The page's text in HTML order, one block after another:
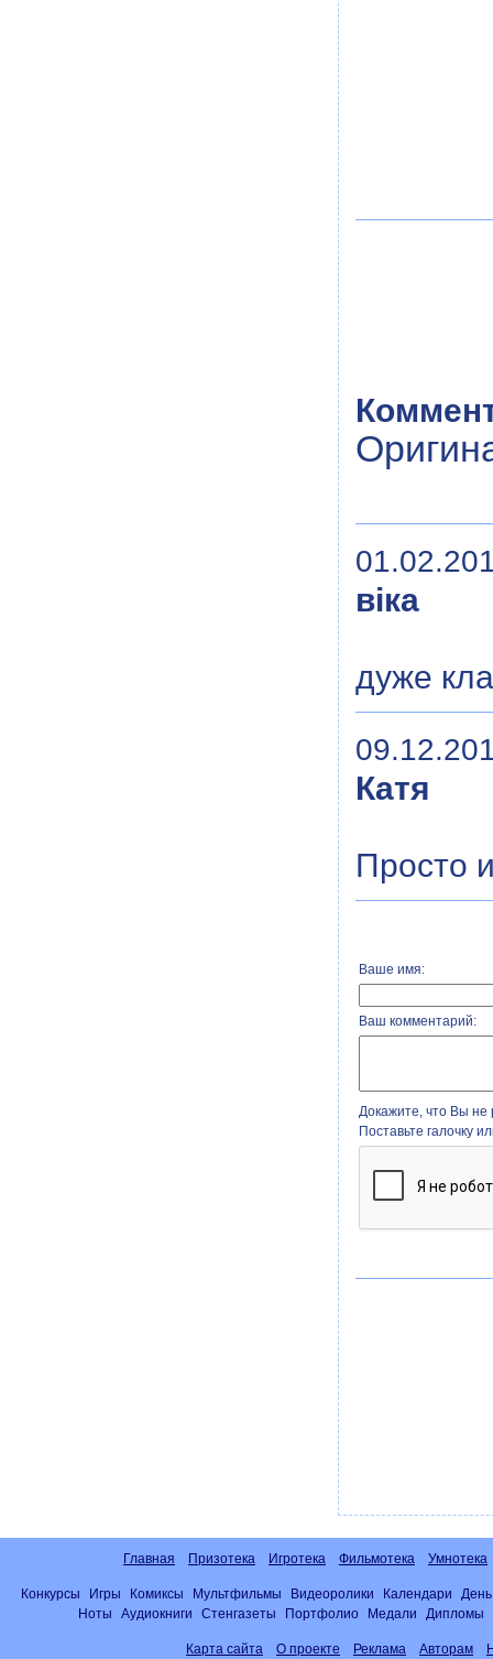
віка
дуже
Катя
Просто
Ваше имя:
Ваш комментарий:
Докажите, что Вы не
Поставьте галочку
Главная Призотека Игротека Фильмотека Умнотека
Конкурсы Игры Комиксы Мультфильмы Видеоролики Календари
Ноты
Аудиокниги Стенгазеты Портфолио Медали Дипломы
Карта сайта О проекте Реклама Авторам